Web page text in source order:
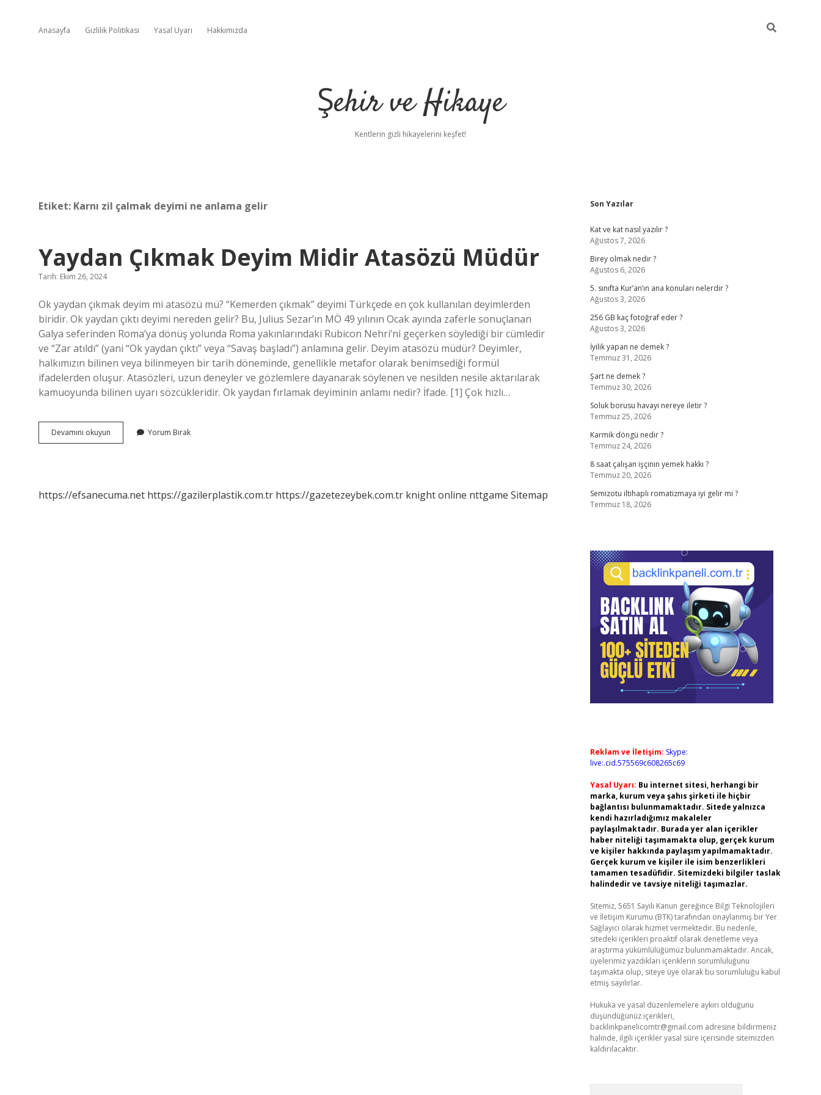
Anasayfa Gizlilik Politikası Yasal Uyarı Hakkımızda
Şehir ve Hikaye
Kentlerin gizli hikayelerini keşfet!
Etiket: Karnı zil çalmak deyimi ne anlama gelir
Yaydan Çıkmak Deyim Midir Atasözü Müdür
Tarih: Ekim 26, 2024
Ok yaydan çıkmak deyim mi atasözü mü? “Kemerden çıkmak” deyimi Türkçede en çok kullanılan deyimlerden
biridir. Ok yaydan çıktı deyimi nereden gelir? Bu, Julius Sezar’ın MÖ 49 yılının Ocak ayında zaferle sonuçlanan
Galya seferinden Roma’ya dönüş yolunda Roma yakınlarındaki Rubicon Nehri’ni geçerken söylediği bir cümledir
ve “Zar atıldı” (yani “Ok yaydan çıktı” veya “Savaş başladı”) anlamına gelir. Deyim atasözü müdür? Deyimler,
halkımızın bilinen veya bilinmeyen bir tarih döneminde, genellikle metafor olarak benimsediği formül
ifadelerden oluşur. Atasözleri, uzun deneyler ve gözlemlere dayanarak söylenen ve nesilden nesile aktarılarak
kamuoyunda bilinen uyarı sözcükleridir. Ok yaydan fırlamak deyiminin anlamı nedir? İfade. [1] Çok hızlı…
Devamını okuyun
Çıkmak
Yorum Bırak
https://efsanecuma.net https://gazilerplastik.com.tr https://gazetezeybek.com.tr knight online nttgame Sitemap
Sidebar
Son Yazılar
Kat ve kat nasıl yazılır ?
Ağustos 7, 2026
Birey olmak nedir ?
Ağustos 6, 2026
5. sınıfta Kur’an’ın ana konuları nelerdir ?
Ağustos 3, 2026
256 GB kaç fotoğraf eder ?
Ağustos 3, 2026
İyilik yapan ne demek ?
Temmuz 31, 2026
Şart ne demek ?
Temmuz 30, 2026
Soluk borusu havayı nereye iletir ?
Temmuz 25, 2026
Karmik döngü nedir ?
Temmuz 24, 2026
8 saat çalışan işçinin yemek hakkı ?
Temmuz 20, 2026
Semizotu iltihaplı romatizmaya iyi gelir mi ?
Temmuz 18, 2026
Reklam ve İletişim: Skype:
live:.cid.575569c608265c69
Yasal Uyarı: Bu internet sitesi, herhangi bir
marka, kurum veya şahıs şirketi ile hiçbir
bağlantısı bulunmamaktadır. Sitede yalnızca
kendi hazırladığımız makaleler
paylaşılmaktadır. Burada yer alan içerikler
haber niteliği taşımamakta olup, gerçek kurum
ve kişiler hakkında paylaşım yapılmamaktadır.
Gerçek kurum ve kişiler ile isim benzerlikleri
tamamen tesadüfidir. Sitemizdeki bilgiler taslak
halindedir ve tavsiye niteliği taşımazlar.
Sitemiz, 5651 Sayılı Kanun gereğince Bilgi Teknolojileri
ve İletişim Kurumu (BTK) tarafından onaylanmış bir Yer
Sağlayıcı olarak hizmet vermektedir. Bu nedenle,
sitedeki içerikleri proaktif olarak denetleme veya
araştırma yükümlülüğümüz bulunmamaktadır. Ancak,
üyelerimiz yazdıkları içeriklerin sorumluluğunu
taşımakta olup, siteye üye olarak bu sorumluluğu kabul
etmiş sayılırlar.
Hukuka ve yasal düzenlemelere aykırı olduğunu
düşündüğünüz içerikleri,
backlinkpanelicomtr@gmail.com adresine bildirmeniz
halinde, ilgili içerikler yasal süre içerisinde sitemizden
kaldırılacaktır.